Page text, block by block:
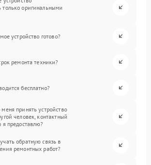
только оригинальными
устройство готово?
ремонта техники?
бесплатно?
принять устройство
человек, контактный
я предоставлю?
обратную связь в
ремонтных работ?